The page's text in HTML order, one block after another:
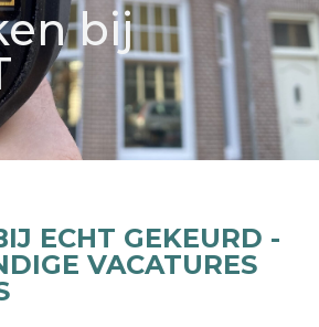
bij
ECHT GEKEURD -
VACATURES